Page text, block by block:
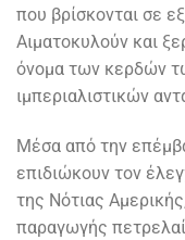
που βρίσκονται σε
Αιματοκυλούν και
όνομα των κερδών
ιμπεριαλιστικών
Μέσα από την
επιδιώκουν τον
της Νότιας
παραγωγής